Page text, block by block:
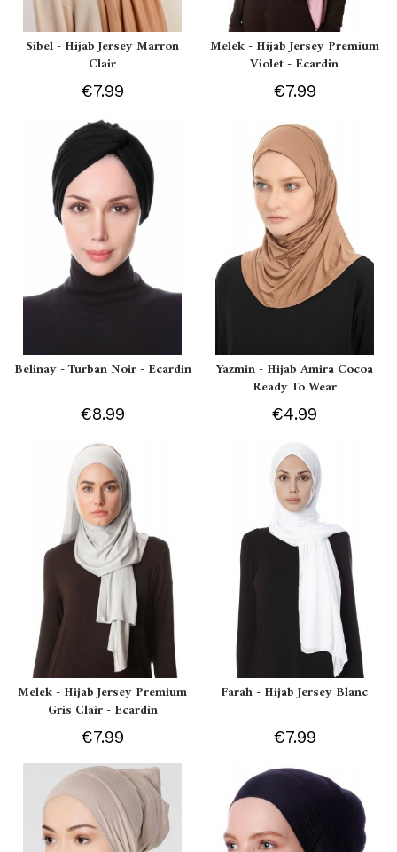
Sibel - Hijab Jersey Marron
Clair
€7.99
Melek - Hijab Jersey Premium
Violet - Ecardin
€7.99
Belinay - Turban Noir - Ecardin
€8.99
Yazmin - Hijab Amira Cocoa
Ready To Wear
€4.99
Melek - Hijab Jersey Premium
Gris Clair - Ecardin
€7.99
Farah - Hijab Jersey Blanc
€7.99